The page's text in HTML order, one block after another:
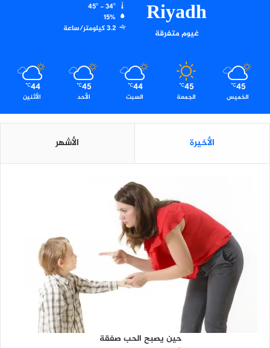
Riyadh
غيوم متفرقة
15%
3.2 كيلومتر/ساعة
45
℃
الخميس
45
℃
الجمعة
44
℃
السبت
45
℃
الأحد
44
℃
الأثنين
الأخيرة الأشهر
حين يصبح الحب صفقة